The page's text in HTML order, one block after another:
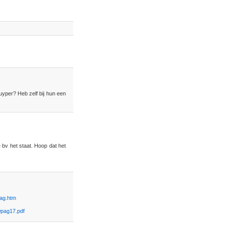
Heb zelf bij hun een
bv het staat. Hoop dat het